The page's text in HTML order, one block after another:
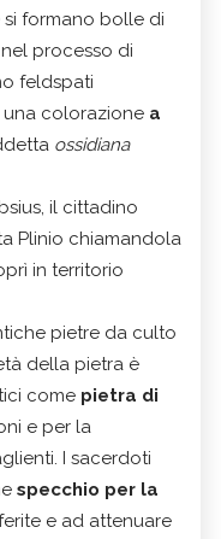
si formano bolle di
nel processo di
feldspati
una colorazione a
ossidiana
il cittadino
Plinio chiamandola
in territorio
pietre da culto
della pietra è
come pietra di
e per la
I sacerdoti
specchio per la
e ad attenuare